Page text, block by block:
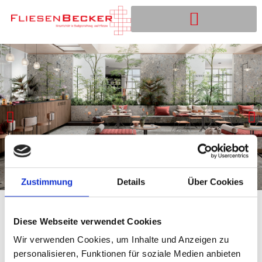
Zustimmung Details Über Cookies
Diese Webseite verwendet Cookies
Wir verwenden Cookies, um Inhalte und Anzeigen zu
personalisieren, Funktionen für soziale Medien anbieten